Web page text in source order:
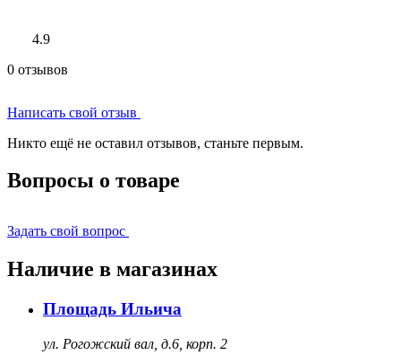
4.9
0 отзывов
Написать свой отзыв
Никто ещё не оставил отзывов, станьте первым.
Вопросы о товаре
Задать свой вопрос
Наличие в магазинах
Площадь Ильича
ул. Рогожский вал, д.6, корп. 2